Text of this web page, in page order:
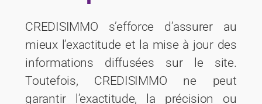
CREDISIMMO s’efforce d’assurer au
mieux l’exactitude et la mise à jour des
informations diffusées sur le site.
Toutefois, CREDISIMMO ne peut
garantir l’exactitude, la précision ou